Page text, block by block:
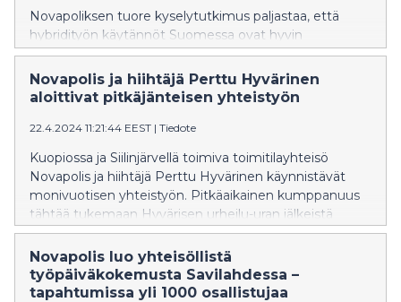
Novapoliksen tuore kyselytutkimus paljastaa, että
hybridityön käytännöt Suomessa ovat hyvin
vapaamuotoisia. Yli puolella kyselytutkimukseen
vastanneilla yrityksillä ei ole erikseen määritelty etä- ja
toimistopäivien määrää. Esihenkilöiden ja
työntekijöiden kokemukset hybridityöstä poikkeavat
huomattavasti toisistaan.
Novapolis ja hiihtäjä Perttu Hyvärinen
aloittivat pitkäjänteisen yhteistyön
22.4.2024 11:21:44 EEST | Tiedote
Kuopiossa ja Siilinjärvellä toimiva toimitilayhteisö
Novapolis ja hiihtäjä Perttu Hyvärinen käynnistävät
monivuotisen yhteistyön. Pitkäaikainen kumppanuus
tähtää tukemaan Hyvärisen urheilu-uran jälkeistä
vaihetta sekä vahvistamaan Novapoliksen roolia
aktiivisena yhteisön rakentajana.
Novapolis luo yhteisöllistä
työpäiväkokemusta Savilahdessa –
tapahtumissa yli 1000 osallistujaa